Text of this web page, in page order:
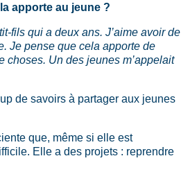
apporte au jeune ?
fils qui a deux ans. J’aime avoir de
Je pense que cela apporte de
choses. Un des jeunes m’appelait
de savoirs à partager aux jeunes
que, même si elle est
Elle a des projets : reprendre